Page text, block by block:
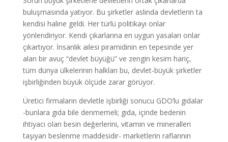
buluşmasında yatıyor. Bu şirketler aslında devletlerin ta
kendisi haline geldi. Her türlü politikayı onlar
yönlendiriyor. Kendi çıkarlarına en uygun yasaları onlar
çıkartıyor. İnsanlık ailesi piramidinin en tepesinde yer
alan bir avuç “devlet büyüğü” ve zengin kesim hariç,
tüm dünya ülkelerinin halkları bu, devlet-büyük şirketler
işbirliğinden büyük ölçüde zarar görüyor.
Üretici firmaların devletle işbirliği sonucu GDO’lu gıdalar
-bunlara gıda bile denmemeli; gıda, içinde bedenin
ihtiyacı olan besin değerlerini, vitamin ve mineralleri
taşıyan beslenme maddesidir- marketlerin raflarının